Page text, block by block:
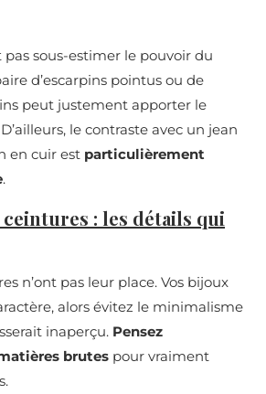
sous-estimer le pouvoir du
d’escarpins pointus ou de
peut justement apporter le
le contraste avec un jean
en cuir est particulièrement
.
ceintures : les détails qui
n’ont pas leur place. Vos bijoux
alors évitez le minimalisme
inaperçu. Pensez
brutes pour vraiment